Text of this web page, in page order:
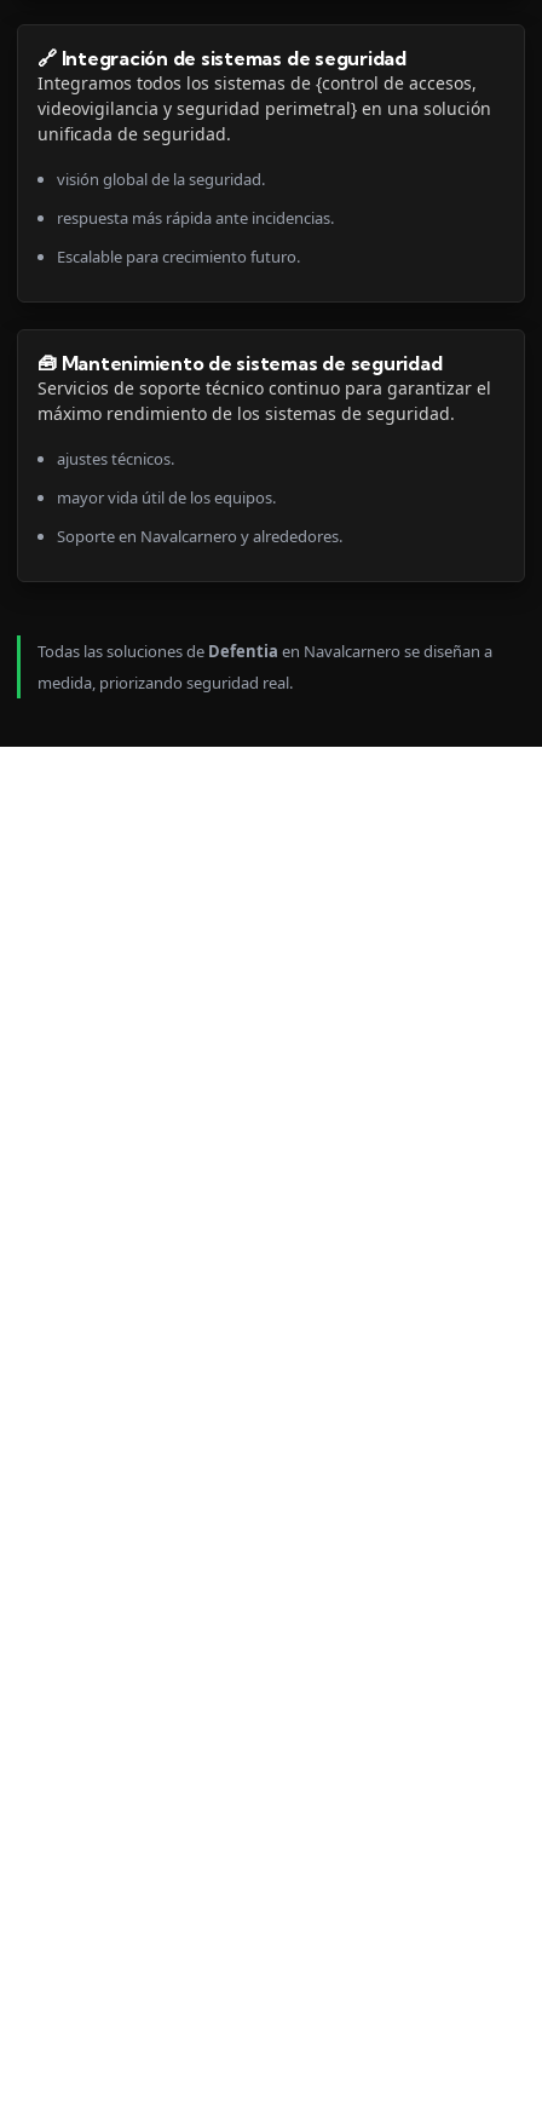
🔗 Integración de sistemas de seguridad
Integramos todos los sistemas de {control de accesos,
videovigilancia y seguridad perimetral} en una solución
unificada de seguridad.
visión global de la seguridad.
respuesta más rápida ante incidencias.
Escalable para crecimiento futuro.
🧰 Mantenimiento de sistemas de seguridad
Servicios de soporte técnico continuo para garantizar el
máximo rendimiento de los sistemas de seguridad.
ajustes técnicos.
mayor vida útil de los equipos.
Soporte en Navalcarnero y alrededores.
Todas las soluciones de Defentia en Navalcarnero se diseñan a
medida, priorizando seguridad real.